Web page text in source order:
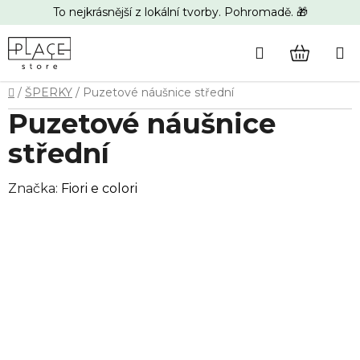
na
obsah
To nejkrásnější z lokální tvorby. Pohromadě. 🎁
Hledat
Domů
/ ŠPERKY / Puzetové náušnice střední
Puzetové náušnice
střední
Značka: Fiori e colori